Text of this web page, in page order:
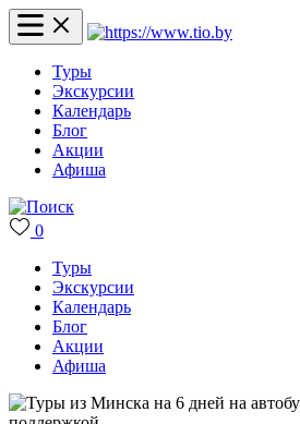
Туры
Экскурсии
Календарь
Блог
Акции
Афиша
0
Туры
Экскурсии
Календарь
Блог
Акции
Афиша